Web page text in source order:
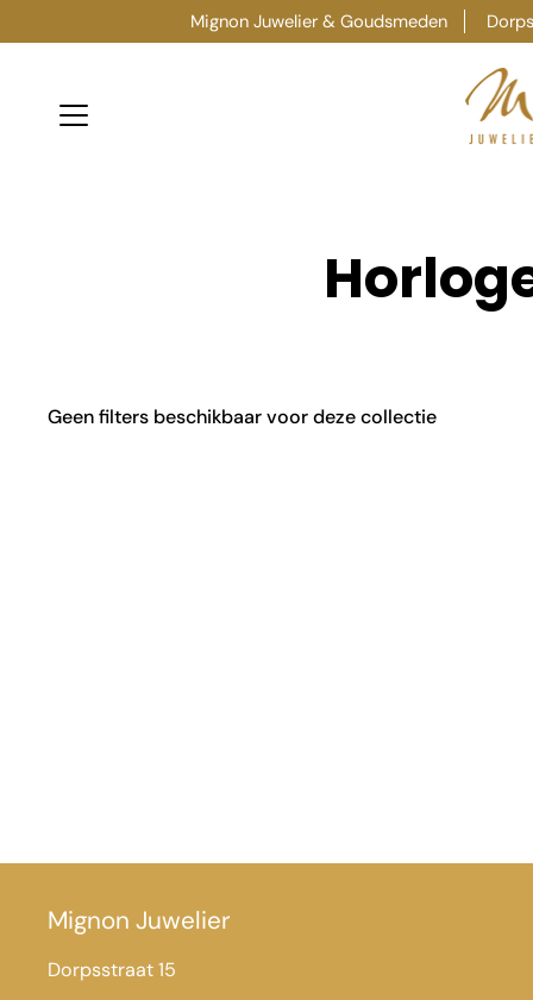
Mignon Juwelier & Goudsmeden
Geen filters beschikbaar voor deze collectie
Mignon Juwelier
Dorpsstraat 15